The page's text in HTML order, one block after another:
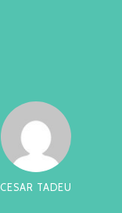
CESAR TADEU